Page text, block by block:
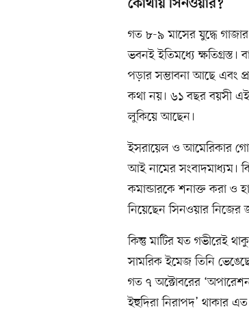
কোথায় সিনওয়ার?
গত ৮-৯ মাসের যুদ্ধে
ভবনই ইতিমধ্যে
পড়ার সম্ভাবনা আছে এবং
কথা নয়। ৬১ বছর বয়সী এই
লুকিয়ে আছেন।
ইসরায়েল ও আমেরিকার
আই নামের সংবাদমাধ্যম।
কমান্ডারকে শনাক্ত করা
নিয়েছেন সিনওয়ার নিজের
কিন্তু মাটির যত গভীরেই
সামরিক ইমেজ তিনি
গত ৭ অক্টোবরের
ইহুদিরা নিরাপদ’ থাকার